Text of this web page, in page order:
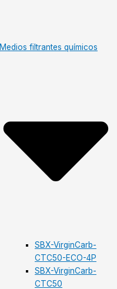
Medios filtrantes químicos
SBX-VirginCarb-
CTC50-ECO-4P
SBX-VirginCarb-
CTC50